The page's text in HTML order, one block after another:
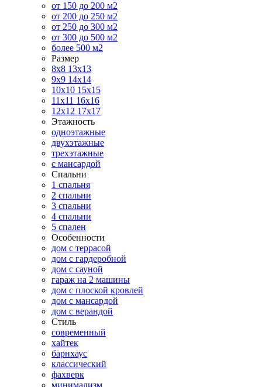
от 150 до 200 м2
от 200 до 250 м2
от 250 до 300 м2
от 300 до 500 м2
более 500 м2
Размер
8х8 13х13
9х9 14х14
10х10 15х15
11x11 16х16
12х12 17х17
Этажность
одноэтажные
двухэтажные
трехэтажные
с мансардой
Спальни
1 спальня
2 спальни
3 спальни
4 спальни
5 спален
Особенности
дом с террасой
дом с гардеробной
дом с сауной
гараж на 2 машины
дом с плоской кровлей
дом с мансардой
дом с верандой
Стиль
современный
хайтек
барнхаус
классический
фахверк
минимализм